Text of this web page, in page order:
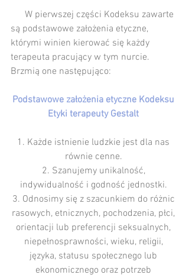
są podstawowe założenia etyczne,
którymi winien kierować się każdy
terapeuta pracujący w tym nurcie.
Brzmią one następująco:
Podstawowe założenia etyczne Kodeksu
Etyki terapeuty Gestalt
1. Każde istnienie ludzkie jest dla nas
równie cenne.
2. Szanujemy unikalność,
indywidualność i godność jednostki.
3. Odnosimy się z szacunkiem do różnic
rasowych, etnicznych, pochodzenia, płci,
orientacji lub preferencji seksualnych,
niepełnosprawności, wieku, religii,
języka, statusu społecznego lub
ekonomicznego oraz potrzeb